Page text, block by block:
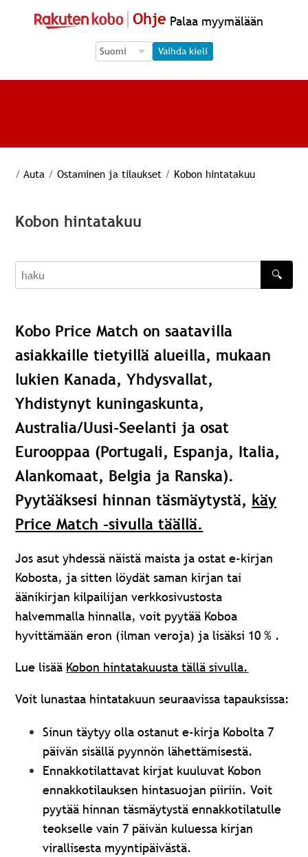
Ohje Palaa myymälään
Language Selection
Language Selection
Vaihda kieli
/ Auta / Ostaminen ja tilaukset / Kobon hintatakuu
Kobon hintatakuu
haku
🔍
Kobo Price Match on saatavilla
asiakkaille tietyillä alueilla, mukaan
lukien Kanada, Yhdysvallat,
Yhdistynyt kuningaskunta,
Australia/Uusi-Seelanti ja osat
Eurooppaa (Portugali, Espanja, Italia,
Alankomaat, Belgia ja Ranska).
Pyytääksesi hinnan täsmäytystä, käy
Price Match -sivulla täällä.
Jos asut yhdessä näistä maista ja ostat e-kirjan
Kobosta, ja sitten löydät saman kirjan tai
äänikirjan kilpailijan verkkosivustosta
halvemmalla hinnalla, voit pyytää Koboa
hyvittämään eron (ilman veroja) ja lisäksi 10 % .
Lue lisää Kobon hintatakuusta tällä sivulla.
Voit lunastaa hintatakuun seuraavissa tapauksissa:
Sinun täytyy olla ostanut e-kirja Kobolta 7
päivän sisällä pyynnön lähettämisestä.
Ennakkotilattavat kirjat kuuluvat Kobon
ennakkotilauksen hintasuojan piiriin. Voit
pyytää hinnan täsmäytystä ennakkotilatulle
teokselle vain 7 päivän kuluessa kirjan
virallisesta myyntipäivästä.